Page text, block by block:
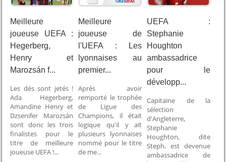
Meilleure
joueuse UEFA :
Hegerberg,
Henry et
Marozsán f...
Les dés sont jetés !
Ada Hegerberg,
Amandine Henry et
Dzsenifer Marozsán
sont donc les trois
finalistes pour le
titre de meilleure
joueuse UEFA !...
Meilleure
joueuse de
l'UEFA : Les
lyonnaises au
premier...
Après avoir
remporté le trophée
de Ligue des
Champions, il était
logique qu'il y ait
plusieurs lyonnaises
nommé pour le titre
de me...
UEFA :
Stephanie
Houghton
ambassadrice
pour le
développ...
Capitaine de la
sélection
d'Angleterre,
Stephanie
Houghton, dite
Steph, est devenue
ambassadrice de